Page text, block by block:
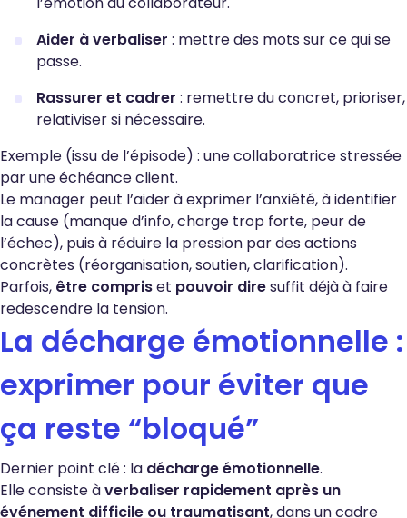
Aider à verbaliser : mettre des mots sur ce qui se
passe.
Rassurer et cadrer : remettre du concret, prioriser,
relativiser si nécessaire.
Exemple (issu de l’épisode) : une collaboratrice stressée
par une échéance client.
Le manager peut l’aider à exprimer l’anxiété, à identifier
la cause (manque d’info, charge trop forte, peur de
l’échec), puis à réduire la pression par des actions
concrètes (réorganisation, soutien, clarification).
Parfois, être compriset pouvoir diresuffit déjà à faire
redescendre la tension.
La décharge émotionnelle :
exprimer pour éviter que
ça reste “bloqué”
Dernier point clé : la décharge émotionnelle.
Elle consiste àverbaliser rapidement après un
événement difficile ou traumatisant, dans un cadre